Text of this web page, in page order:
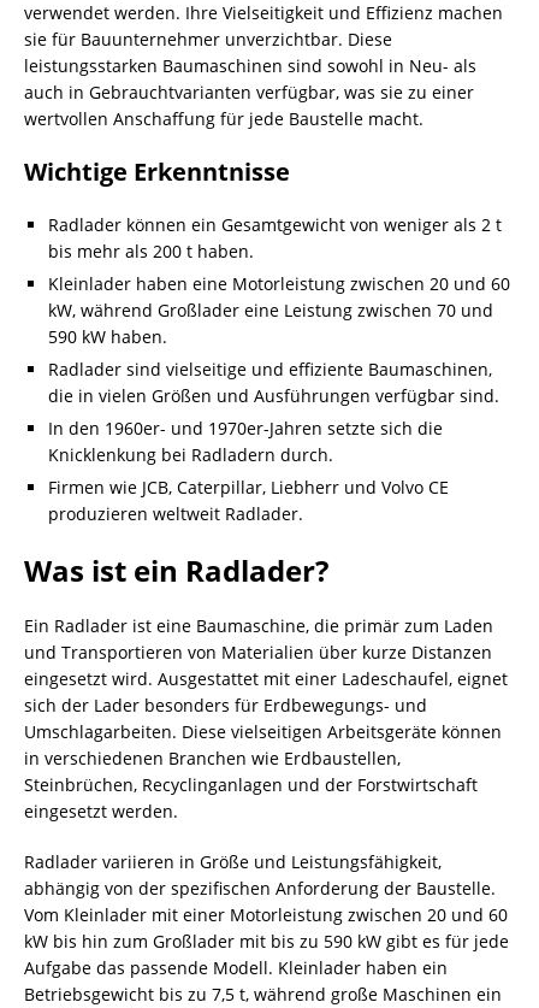
verwendet werden. Ihre Vielseitigkeit und Effizienz machen
sie für Bauunternehmer unverzichtbar. Diese
leistungsstarken Baumaschinen sind sowohl in Neu- als
auch in Gebrauchtvarianten verfügbar, was sie zu einer
wertvollen Anschaffung für jede Baustelle macht.
Wichtige Erkenntnisse
Radlader können ein Gesamtgewicht von weniger als 2 t
bis mehr als 200 t haben.
Kleinlader haben eine Motorleistung zwischen 20 und 60
kW, während Großlader eine Leistung zwischen 70 und
590 kW haben.
Radlader sind vielseitige und effiziente Baumaschinen,
die in vielen Größen und Ausführungen verfügbar sind.
In den 1960er- und 1970er-Jahren setzte sich die
Knicklenkung bei Radladern durch.
Firmen wie JCB, Caterpillar, Liebherr und Volvo CE
produzieren weltweit Radlader.
Was ist ein Radlader?
Ein Radlader ist eine Baumaschine, die primär zum Laden
und Transportieren von Materialien über kurze Distanzen
eingesetzt wird. Ausgestattet mit einer Ladeschaufel, eignet
sich der Lader besonders für Erdbewegungs- und
Umschlagarbeiten. Diese vielseitigen Arbeitsgeräte können
in verschiedenen Branchen wie Erdbaustellen,
Steinbrüchen, Recyclinganlagen und der Forstwirtschaft
eingesetzt werden.
Radlader variieren in Größe und Leistungsfähigkeit,
abhängig von der spezifischen Anforderung der Baustelle.
Vom Kleinlader mit einer Motorleistung zwischen 20 und 60
kW bis hin zum Großlader mit bis zu 590 kW gibt es für jede
Aufgabe das passende Modell. Kleinlader haben ein
Betriebsgewicht bis zu 7,5 t, während große Maschinen ein